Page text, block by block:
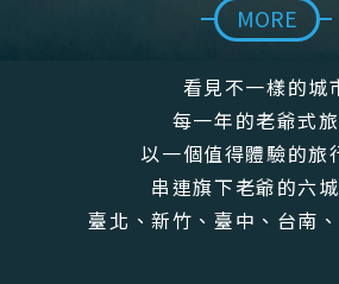
MORE
看見不一樣的城
每一年的老爺式
以一個值得體驗的旅
串連旗下老爺的六
臺北 、新竹 、 臺中 、 台南 、